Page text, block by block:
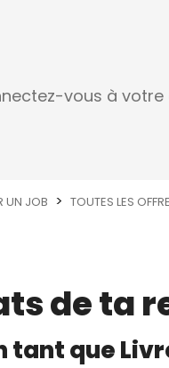
vous à votre
UN JOB TOUTES LES
de ta
tant que